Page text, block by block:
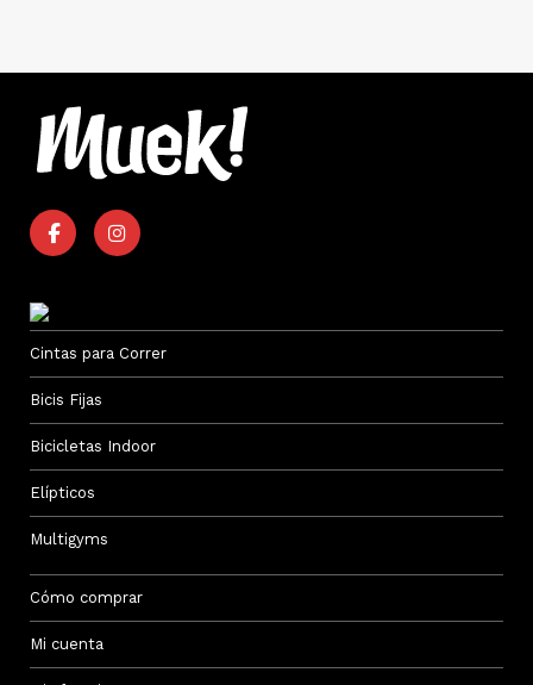
Cintas para Correr
Bicis Fijas
Bicicletas Indoor
Elípticos
Multigyms
Cómo comprar
Mi cuenta